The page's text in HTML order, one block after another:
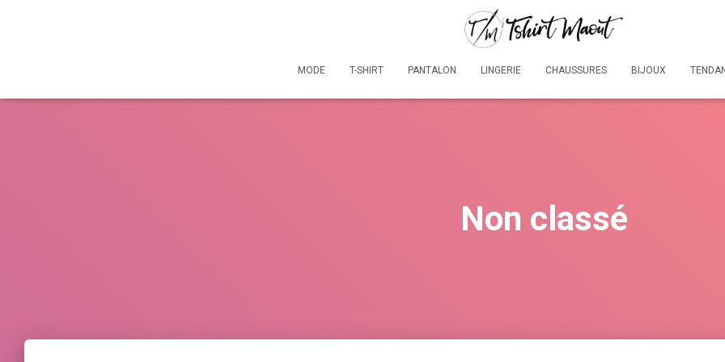
MODE T-SHIRT PANTALON LINGERIE CHAUSSURES BIJOUX
Non classé